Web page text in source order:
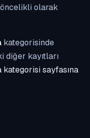
olarak
kategorisinde
diğer kayıtları
kategorisi sayfasına